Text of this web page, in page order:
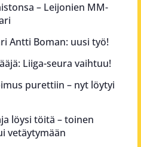
– Leijonien MM-
Antti Boman: uusi työ!
Liiga-seura vaihtuu!
purettiin – nyt löytyi
löysi töitä – toinen
vetäytymään